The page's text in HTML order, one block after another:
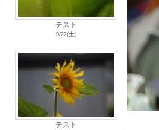
テスト
9/22(土)
テスト